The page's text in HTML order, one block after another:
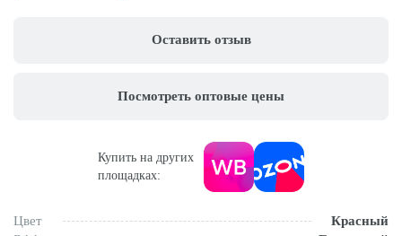
Оставить отзыв
Посмотреть оптовые цены
Купить на других
площадках:
Цвет
Красный